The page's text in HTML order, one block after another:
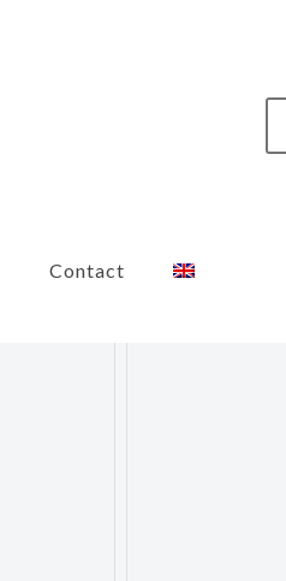
Contact